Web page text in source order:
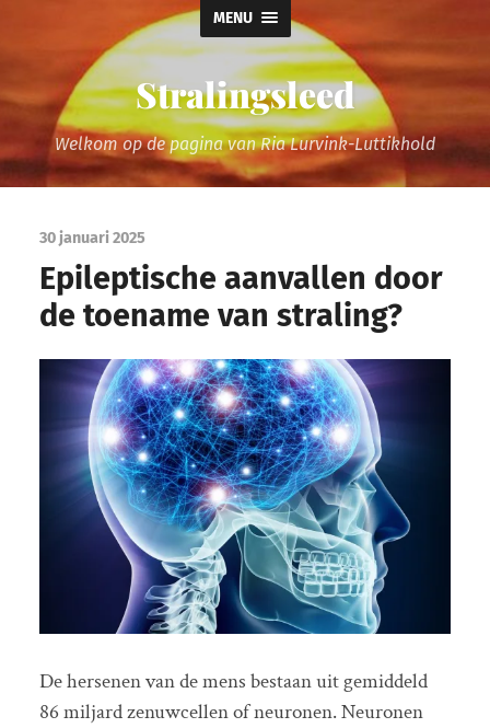
MENU
Stralingsleed
Welkom op de pagina van Ria Lurvink-Luttikhold
30 januari 2025
Epileptische aanvallen door
de toename van straling?
De hersenen van de mens bestaan uit gemiddeld
86 miljard zenuwcellen of neuronen. Neuronen